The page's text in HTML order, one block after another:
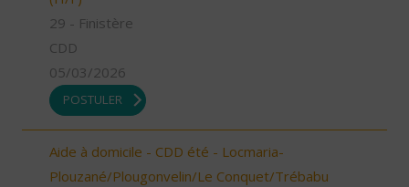
29 - Finistère
CDD
05/03/2026
POSTULER
Aide à domicile - CDD été - Locmaria-
Plouzané/Plougonvelin/Le Conquet/Trébabu